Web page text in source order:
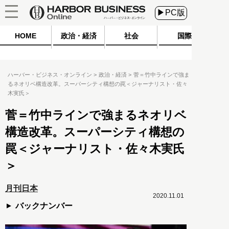
▶PC版
HOME 政治・経済 社会 国際
ハーバー・ビジネス・オンライン 政治・経済
菅＝竹中ラインで強ま
るネオリベ構造改革。スーパーシティ構想の罠＜ジャーナリスト・佐々
木実氏＞
菅＝竹中ラインで強まるネオリベ
構造改革。スーパーシティ構想の
罠＜ジャーナリスト・佐々木実氏
＞
月刊日本
バックナンバー
2020.11.01